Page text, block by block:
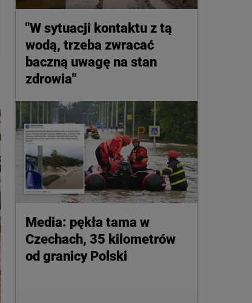
"W sytuacji kontaktu z tą
wodą, trzeba zwracać
baczną uwagę na stan
zdrowia"
Media: pękła tama w
Czechach, 35 kilometrów
od granicy Polski